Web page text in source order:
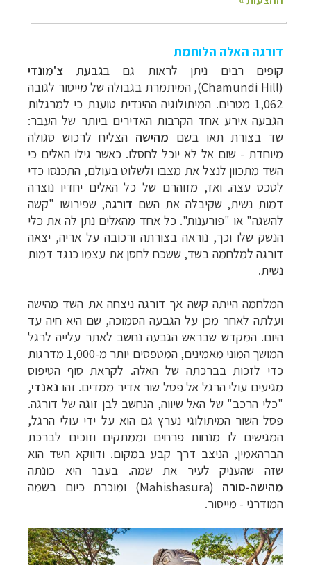
דורגה האלה הלוחמת
קופים רבים ניתן לראות גם בגבעת צ'מונדי
(
Chamundi Hill), המיתמרת בגבולה של מייסור לגובה
1,062 מטרים. המיתולוגיה ההינדית טוענת כי למרגלות
הגבעה אירע אחד הקרבות האדירים ביותר של העבר:
שד בצורת תאו בשם מהישה הצליח לרכוש סגולה
מיוחדת - שום אל לא יוכל לחסלו. כאשר גילו האלים כי
השד מתכוון לנצל את מצבו ולשלוט בעולם, התכנסו כדי
לטכס עצה. ואז, מזוהרם של כל האלים יחדיו נוצרה
דמות נשית, שקיבלה את השם דורגה, שפירושו "קשה
להשגה" או "פורענות". כל אחד מהאלים נתן לה את כלי
הנשק שלו וכך, נוראה בצורתה ורכובה על אריה, יצאה
דורגה למלחמה בשד, ששכח לחסן את עצמו כנגד דמות
נשית.
המלחמה הייתה קשה אך דורגה ניצחה את השד מהישה
ועלתה לאחר מכן על הגבעה הסמוכה, שם היא חיה עד
היום. המקדש שבראש הגבעה נחשב לאתר עלייה לרגל
המושך המוני מאמינים, המטפסים יותר מ-1,000 מדרגות
כדי לזכות בברכתה של האלה. לקראת סוף הטיפוס
מגיעים עולי הרגל אל פסל שור אדיר ממדים. זהו נאנדי,
"כלי הרכב" של האל שיווה, הנחשב לבן זוגה של דורגה.
פסל השור המיתולוגי נערץ גם הוא על ידי עולי הרגל,
המגישים לו מנחות פרחים וממתקים וזוכים לברכת
הברהאמין, הניצב דרך קבע במקום.ודווקא השד הוא
שזה שהעניק לעיר את שמה. בעבר היא כונתה
מהישה-סורה (
Mahishasura) ומוכרת כיום בשמה
המודרני - מייסור.